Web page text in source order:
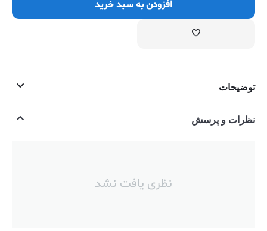
افزودن به سبد خرید
توضیحات
نظرات و پرسش
نظری یافت نشد